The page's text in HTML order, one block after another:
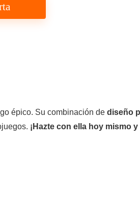
épico. Su combinación de diseño
¡Hazte con ella hoy mismo